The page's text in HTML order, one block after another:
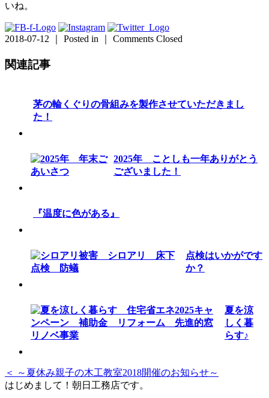
いね。
2018-07-12 ｜ Posted in ｜ Comments Closed
関連記事
茅の輪くぐりの骨組みを製作させていただきまし
た！
2025年 ことしも一年ありがとう
ございました！
『温度に色がある』
点検はいかがです
か？
夏を涼
しく暮
らす♪
＜ ～夏休み親子の木工教室2018開催のお知らせ～
はじめまして！朝日工務店です。